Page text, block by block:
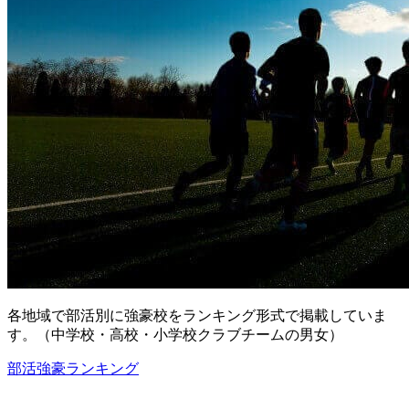
各地域で部活別に強豪校をランキング形式で掲載していま
す。（中学校・高校・小学校クラブチームの男女）
部活強豪ランキング